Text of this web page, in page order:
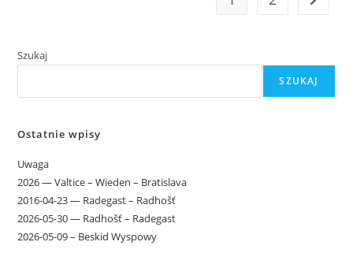
Szukaj
SZUKAJ
Ostatnie wpisy
Uwaga
2026 — Valtice – Wieden – Bratislava
2016-04-23 — Radegast – Radhošť
2026-05-30 — Radhošť – Radegast
2026-05-09 – Beskid Wyspowy